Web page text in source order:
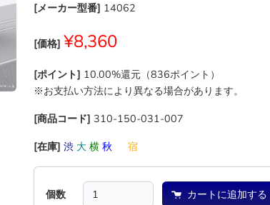
[メーカー型番] 14062
[価格] ¥8,360
[ポイント] 10.00%還元（836ポイント）
※お支払い方法により異なる場合があります。
[商品コード] 310-150-031-007
[在庫] 渋 大 横 秋 宿
個数 カートに追加する